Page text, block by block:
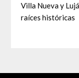
Villa Nueva y
raíces históricas